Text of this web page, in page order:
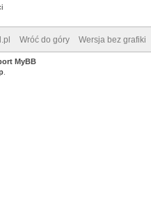
Wróć do góry Wersja bez grafiki
MyBB